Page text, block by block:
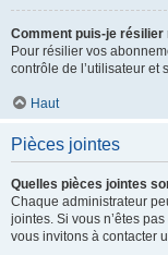
Comment puis-je résilier
Pour résilier vos
contrôle de l’utilisateur et
Haut
Pièces jointes
Quelles pièces jointes
Chaque administrateur
jointes. Si vous n’êtes
vous invitons à contacter